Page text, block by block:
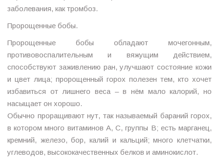
заболевания, как тромбоз.
Пророщенные бобы.
Пророщенные бобы обладают мочегонным,
противовоспалительным и вяжущим действием,
способствуют заживлению ран, улучшают состояние кожи
и цвет лица; пророщенный горох полезен тем, кто хочет
избавиться от лишнего веса – в нём мало калорий, но
насыщает он хорошо.
Обычно проращивают нут, так называемый бараний горох,
в котором много витаминов А, С, группы В; есть марганец,
кремний, железо, бор, калий и кальций; много клетчатки,
углеводов, высококачественных белков и аминокислот.